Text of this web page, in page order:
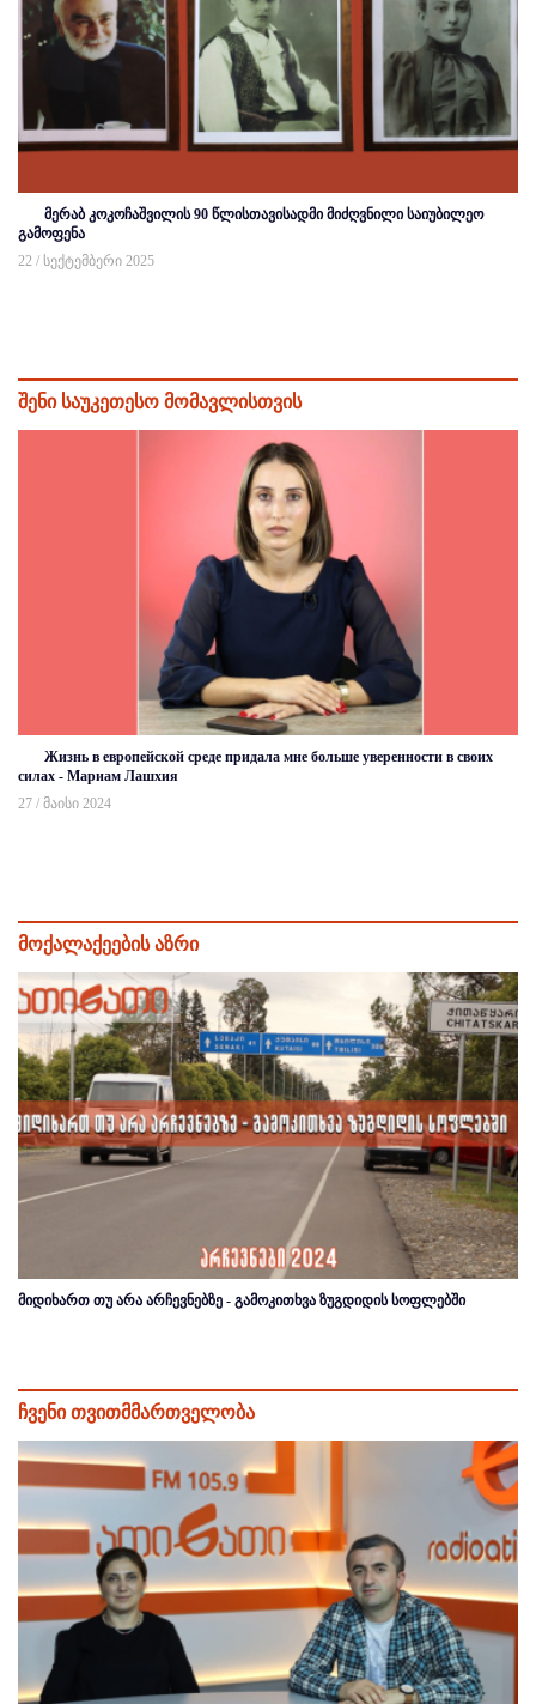
მერაბ კოკოჩაშვილის 90 წლისთავისადმი მიძღვნილი საიუბილეო
გამოფენა
22 / სექტემბერი 2025
შენი საუკეთესო მომავლისთვის
Жизнь в европейской среде придала мне больше уверенности в своих
силах - Мариам Лашхия
27 / მაისი 2024
მოქალაქეების აზრი
მიდიხართ თუ არა არჩევნებზე - გამოკითხვა ზუგდიდის სოფლებში
ჩვენი თვითმმართველობა